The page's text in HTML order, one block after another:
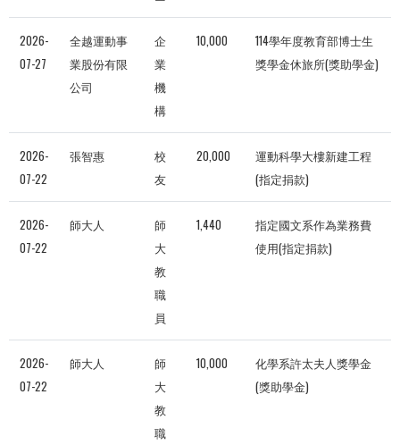
2026-
07-27
全越運動事
業股份有限
公司
企
業
機
構
10,000
114學年度教育部博士生
獎學金休旅所(獎助學金)
2026-
07-22
張智惠
校
友
20,000
運動科學大樓新建工程
(指定捐款)
2026-
07-22
師大人
師
大
教
職
員
1,440
指定國文系作為業務費
使用(指定捐款)
2026-
07-22
師大人
師
大
教
職
10,000
化學系許太夫人獎學金
(獎助學金)